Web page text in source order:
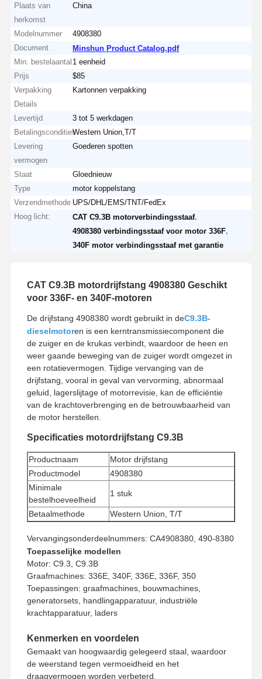
Plaats van
herkomst
China
Modelnummer
4908380
Document
Minshun Product Catalog.pdf
Min. bestelaantal 1 eenheid
Prijs
$85
Verpakking
Details
Kartonnen verpakking
Levertijd
3 tot 5 werkdagen
BetalingsconditiesWestern Union,T/T
Levering
vermogen
Goederen spotten
Staat
Gloednieuw
Type
motor koppelstang
Verzendmethode UPS/DHL/EMS/TNT/FedEx
Hoog licht:
CAT C9.3B motorverbindingsstaaf,
4908380 verbindingsstaaf voor motor 336F
340F motor verbindingsstaaf met garantie
CAT C9.3B motordrijfstang 4908380 Geschikt
voor 336F- en 340F-motoren
De drijfstang 4908380 wordt gebruikt in deC9.3B-
dieselmotoren is een kerntransmissiecomponent die
de zuiger en de krukas verbindt, waardoor de heen en
weer gaande beweging van de zuiger wordt omgezet in
een rotatievermogen. Tijdige vervanging van de
drijfstang, vooral in geval van vervorming, abnormaal
geluid, lagerslijtage of motorrevisie, kan de efficiëntie
van de krachtoverbrenging en de betrouwbaarheid van
de motor herstellen.
Specificaties motordrijfstang C9.3B
Productnaam
Motor drijfstang
Productmodel
4908380
Minimale
bestelhoeveelheid
1 stuk
Betaalmethode
Western Union, T/T
Vervangingsonderdeelnummers: CA4908380, 490-8380
Toepasselijke modellen
Motor: C9.3, C9.3B
Graafmachines: 336E, 340F, 336E, 336F, 350
Toepassingen: graafmachines, bouwmachines,
generatorsets, handlingapparatuur, industriële
krachtapparatuur, laders
Kenmerken en voordelen
Gemaakt van hoogwaardig gelegeerd staal, waardoor
de weerstand tegen vermoeidheid en het
draagvermogen worden verbeterd.